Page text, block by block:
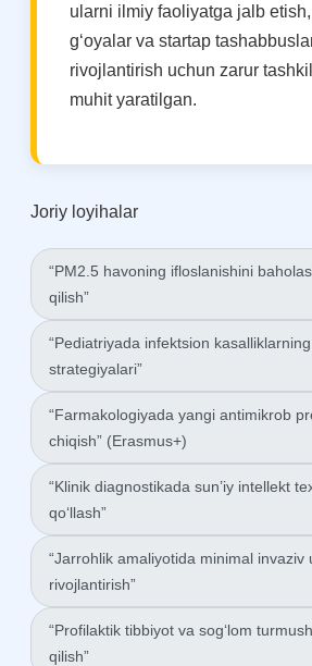
ularni ilmiy faoliyatga jalb
g‘oyalar va startap
rivojlantirish uchun zarur
muhit yaratilgan.
Joriy loyihalar
“PM2.5 havoning ifloslanishini
qilish”
“Pediatriyada infektsion
strategiyalari”
“Farmakologiyada yangi antimikrob
chiqish” (Erasmus+)
“Klinik diagnostikada sun’iy intellekt
qo‘llash”
“Jarrohlik amaliyotida minimal invaziv
rivojlantirish”
“Profilaktik tibbiyot va sog‘lom
qilish”